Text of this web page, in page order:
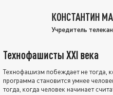
КОНСТАНТИН
Учредитель
Технофашисты XXI века
Технофашизм побеждает не тогда,
программа становится умнее
тогда, когда человек начинает